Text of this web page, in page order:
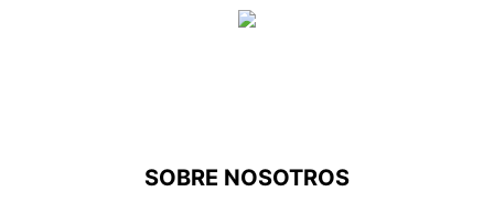
SOBRE NOSOTROS